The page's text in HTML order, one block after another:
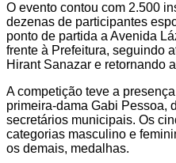
O evento contou com 2.500
dezenas de participantes
ponto de partida a Avenida
frente à Prefeitura, seguindo
Hirant Sanazar e retornando
A competição teve a
primeira-dama Gabi Pessoa,
secretários municipais. Os
categorias masculino e
os demais, medalhas.